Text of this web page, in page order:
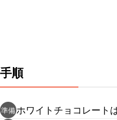
手順
準備 ホワイトチョコレート